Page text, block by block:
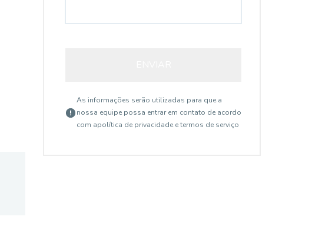
As informações serão utilizadas para que a
nossa equipe possa entrar em contato de acordo
com apolítica de privacidade e termos de serviço